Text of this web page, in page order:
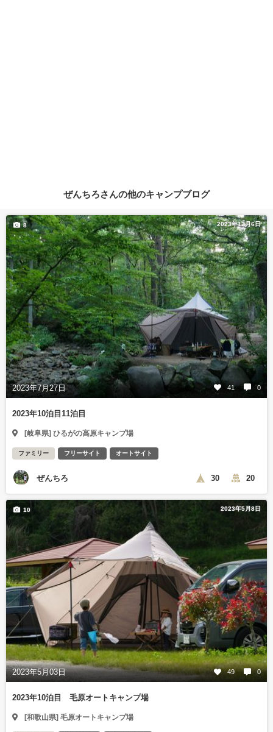
ぜんちろさんの他のキャンプブログ
2023年12月6日
2023年7月27日 41 0
8
2023年10泊目11泊目
[岐阜県] ひるがの高原キャンプ場
ファミリー フリーサイト オートサイト
ぜんちろ 30 20
2023年5月8日
2023年5月03日 49 0
10
2023年10泊目 毛原オートキャンプ場
[和歌山県] 毛原オートキャンプ場